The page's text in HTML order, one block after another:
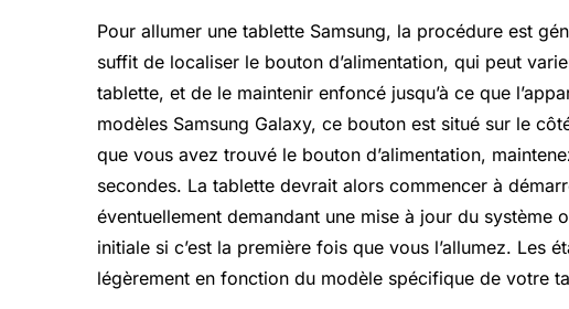
Pour allumer une tablette Samsung, la procédure est
suffit de localiser le bouton d’alimentation, qui peut
tablette, et de le maintenir enfoncé jusqu’à ce que
modèles Samsung Galaxy, ce bouton est situé sur le
que vous avez trouvé le bouton d’alimentation,
secondes. La tablette devrait alors commencer à
éventuellement demandant une mise à jour du système
initiale si c’est la première fois que vous l’allumez. Les
légèrement en fonction du modèle spécifique de votre